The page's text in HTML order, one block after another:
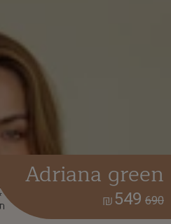
Adriana green
690
549
₪